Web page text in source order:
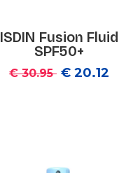
ISDIN Fusion Fluid
SPF50+
€ 30.95 € 20.12